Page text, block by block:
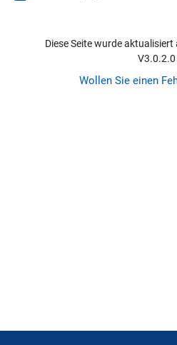
Diese Seite wurde
V3.0.2.0
Wollen Sie einen